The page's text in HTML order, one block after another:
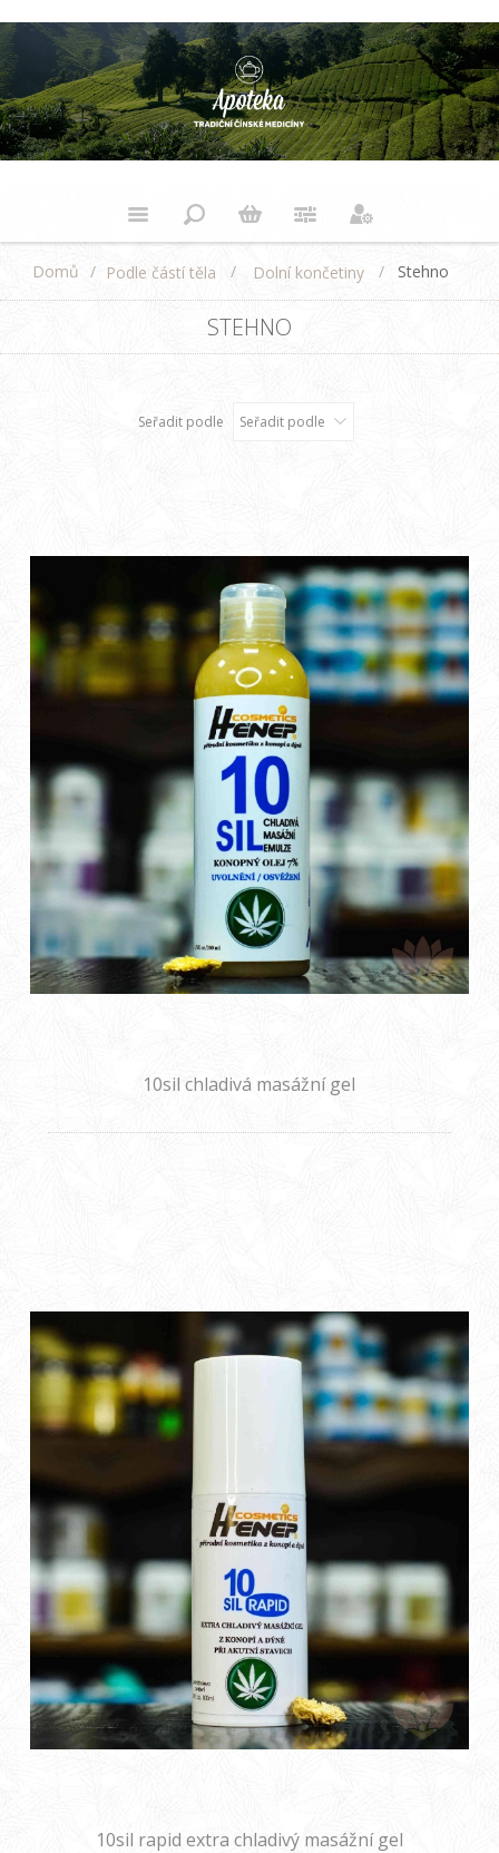
Domů / Podle částí těla / Dolní končetiny / Stehno
STEHNO
Seřadit podle Seřadit podle
10sil chladivá masážní gel
10sil rapid extra chladivý masážní gel